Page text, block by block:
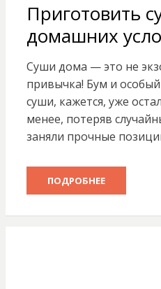
Приготовить
домашних
Суши дома — это не
привычка! Бум и
суши, кажется, уже
менее, потеряв
заняли прочные
ПОДРОБНЕЕ